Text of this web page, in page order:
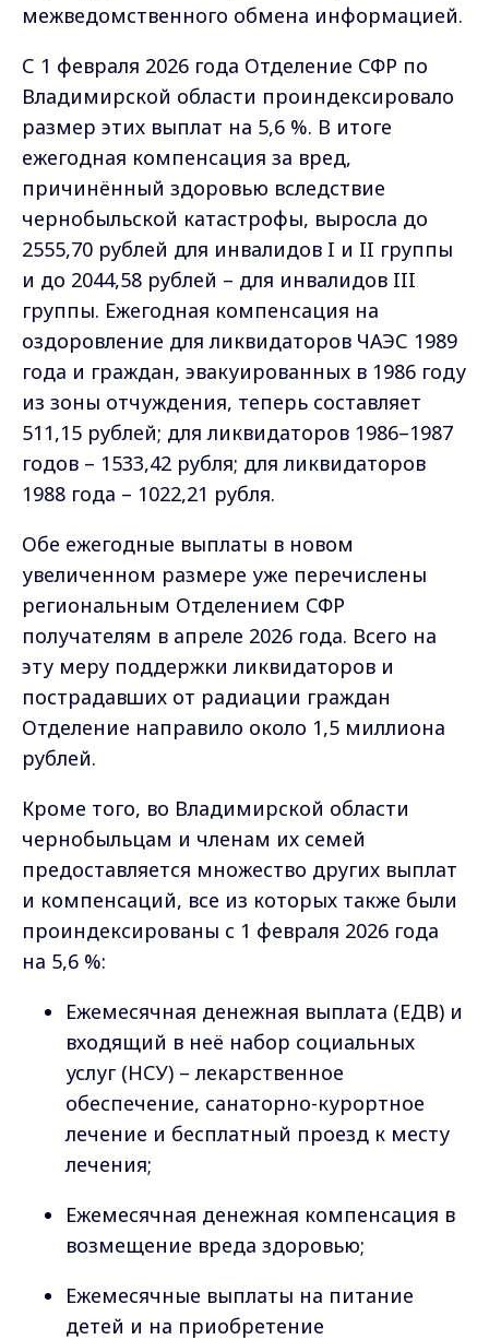
межведомственного обмена информацией.
С 1 февраля 2026 года Отделение СФР по
Владимирской области проиндексировало
размер этих выплат на 5,6 %. В итоге
ежегодная компенсация за вред,
причинённый здоровью вследствие
чернобыльской катастрофы, выросла до
2555,70 рублей для инвалидов I и II группы
и до 2044,58 рублей – для инвалидов III
группы. Ежегодная компенсация на
оздоровление для ликвидаторов ЧАЭС 1989
года и граждан, эвакуированных в 1986 году
из зоны отчуждения, теперь составляет
511,15 рублей; для ликвидаторов 1986–1987
годов – 1533,42 рубля; для ликвидаторов
1988 года – 1022,21 рубля.
Обе ежегодные выплаты в новом
увеличенном размере уже перечислены
региональным Отделением СФР
получателям в апреле 2026 года. Всего на
эту меру поддержки ликвидаторов и
пострадавших от радиации граждан
Отделение направило около 1,5 миллиона
рублей.
Кроме того, во Владимирской области
чернобыльцам и членам их семей
предоставляется множество других выплат
и компенсаций, все из которых также были
проиндексированы с 1 февраля 2026 года
на 5,6 %:
Ежемесячная денежная выплата (ЕДВ) и
входящий в неё набор социальных
услуг (НСУ) – лекарственное
обеспечение, санаторно-курортное
лечение и бесплатный проезд к месту
лечения;
Ежемесячная денежная компенсация в
возмещение вреда здоровью;
Ежемесячные выплаты на питание
детей и на приобретение